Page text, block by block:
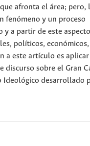
afronta el área; pero,
fenómeno y un proceso
a partir de este
políticos,
a este artículo es
discurso sobre el Gran
Ideológico desarrollado